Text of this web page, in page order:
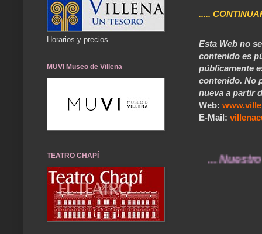
.....
Esta Web no
contenido es
públicamente
contenido. No
nueva a partir
Web:
E-Mail:
... Nuestros
Horarios y precios
MUVI Museo de Villena
TEATRO CHAPÍ